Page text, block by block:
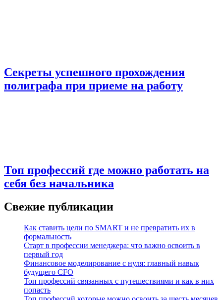
Секреты успешного прохождения
полиграфа при приеме на работу
Топ профессий где можно работать на
себя без начальника
Свежие публикации
Как ставить цели по SMART и не превратить их в
формальность
Старт в профессии менеджера: что важно освоить в
первый год
Финансовое моделирование с нуля: главный навык
будущего CFO
Топ профессий связанных с путешествиями и как в них
попасть